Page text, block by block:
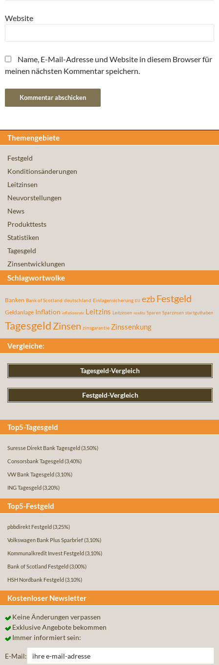
Website
Name, E-Mail-Adresse und Website in diesem Browser für
meinen nächsten Kommentar speichern.
Themengebiete
Festgeld
Konditionsänderungen
Leitzinsen
Neuvorstellungen
News
Produkttests
Statistiken
Tagesgeld
Zinsentwicklungen
Schlagwortwolke
Banken Bank of Scotland deutschland Einlagensicherung EU ezbFestgeld
Geldanlage Inflation inflationsrate Leitzins Leitzinsen rendite Sparen Sparzinsen startguthaben
Tagesgeld Zinsen zinsgarantie Zinssenkung
Vergleiche:
Tagesgeld-Vergleich
Festgeld-Vergleich
Top5-Tagesgeld
Suresse Direkt Bank Tagesgeld (3,50%)
Consorsbank Tagesgeld (3,40%)
VW Bank Tagesgeld (3,10%)
ING Tagesgeld (3,20%)
Top5-Festgeld
pbbdirekt Festgeld (3,25%)
Volkswagen Bank Plus Sparbrief(3,10%)
Kommunalkredit Invest Festgeld (3,10%)
Bank of Scotland Festgeld (3,00%)
HSH Nordbank Festgeld (3,10%)
Kostenloser Newsletter
Keine Änderungen verpassen
Exklusive Angebote bekommen
Immer informiert sein:
E-Mail: